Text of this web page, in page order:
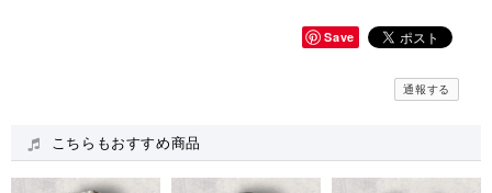
Save
通報する
こちらもおすすめ商品